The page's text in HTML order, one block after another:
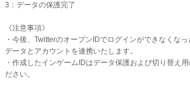
3：データの保護完了
《注意事項》
・今後、TwitterのオープンIDでログインができなくな
データとアカウントを連携いたします。
・作成したインゲームIDはデータ保護および切り替え
ださい。